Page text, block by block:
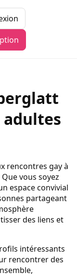
rencontres gay à
vous soyez
espace convivial
partageant
des liens et
intéressants
rencontrer des